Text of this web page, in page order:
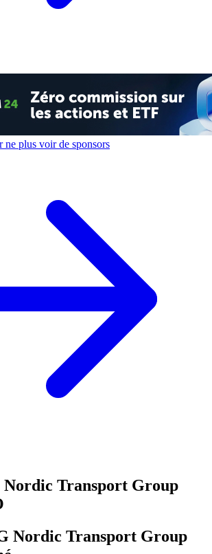
ne plus voir de sponsors
Nordic Transport Group
Nordic Transport Group